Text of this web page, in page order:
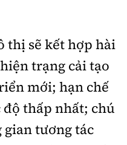
thị sẽ kết hợp hài
trạng cải tạo
mới; hạn chế
thấp nhất; chú
tương tác